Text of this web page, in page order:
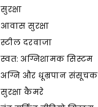
सुरक्षा
आवास सुरक्षा
स्टील दरवाजा
स्वत: अग्निशामक सिस्टम
अग्नि और धूम्रपान संसूचक
सुरक्षा कैमरे